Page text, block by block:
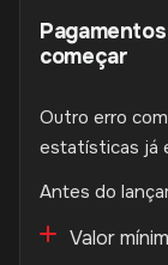
começar
Outro erro
estatísticas já
Antes do
Valor